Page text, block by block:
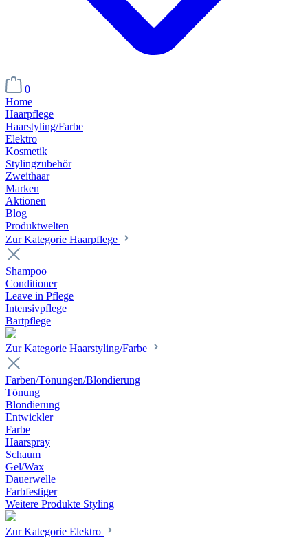
0
Home
Haarpflege
Haarstyling/Farbe
Elektro
Kosmetik
Stylingzubehör
Zweithaar
Marken
Aktionen
Blog
Produktwelten
Zur Kategorie Haarpflege
Shampoo
Conditioner
Leave in Pflege
Intensivpflege
Bartpflege
Zur Kategorie Haarstyling/Farbe
Farben/Tönungen/Blondierung
Tönung
Blondierung
Entwickler
Farbe
Haarspray
Schaum
Gel/Wax
Dauerwelle
Farbfestiger
Weitere Produkte Styling
Zur Kategorie Elektro